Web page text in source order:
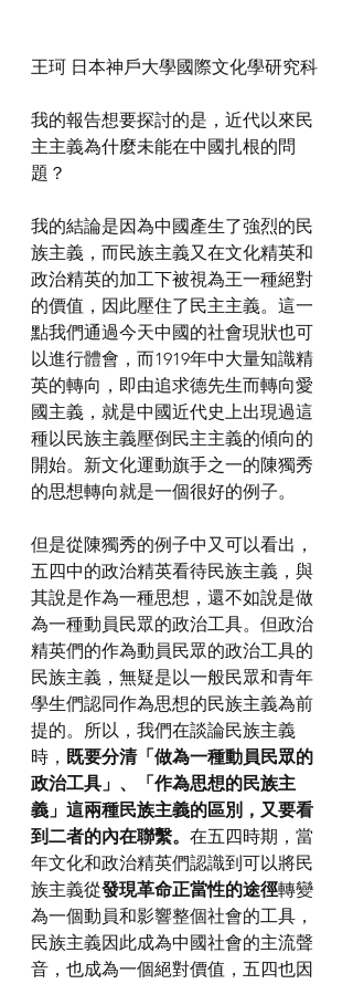
王珂 日本神戶大學國際文化學研究科
我的報告想要探討的是，近代以來民
主主義為什麼未能在中國扎根的問
題？
我的結論是因為中國產生了強烈的民
族主義，而民族主義又在文化精英和
政治精英的加工下被視為王一種絕對
的價值，因此壓住了民主主義。這一
點我們通過今天中國的社會現狀也可
以進行體會，而1919年中大量知識精
英的轉向，即由追求德先生而轉向愛
國主義，就是中國近代史上出現過這
種以民族主義壓倒民主主義的傾向的
開始。新文化運動旗手之一的陳獨秀
的思想轉向就是一個很好的例子。
但是從陳獨秀的例子中又可以看出，
五四中的政治精英看待民族主義，與
其說是作為一種思想，還不如說是做
為一種動員民眾的政治工具。但政治
精英們的作為動員民眾的政治工具的
民族主義，無疑是以一般民眾和青年
學生們認同作為思想的民族主義為前
提的。所以，我們在談論民族主義
時， 既要分清「做為一種動員民眾的
政治工具」、「作為思想的民族主
義」這兩種民族主義的區別，又要看
到二者的內在聯繫。 在五四時期，當
年文化和政治精英們認識到可以將民
族主義從發現革命正當性的途徑轉變
為一個動員和影響整個社會的工具，
民族主義因此成為中國社會的主流聲
音，也成為一個絕對價值，五四也因